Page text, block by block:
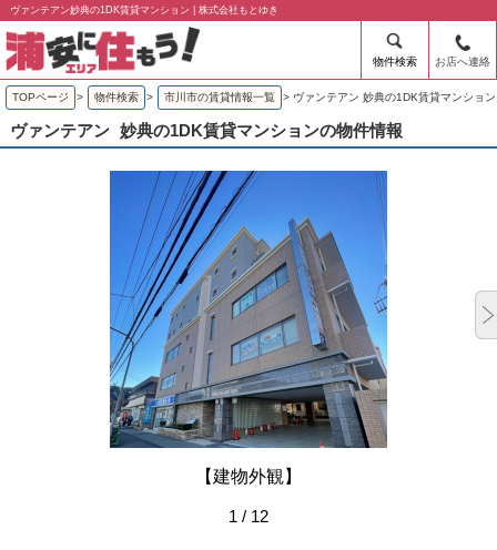
ヴァンテアン妙典の1DK賃貸マンション | 株式会社もとゆき
物件検索 お店へ連絡
TOPページ > 物件検索 > 市川市の賃貸情報一覧 > ヴァンテアン 妙典の1DK賃貸マンション
ヴァンテアン 妙典の1DK賃貸マンションの物件情報
【建物外観】
1 / 12